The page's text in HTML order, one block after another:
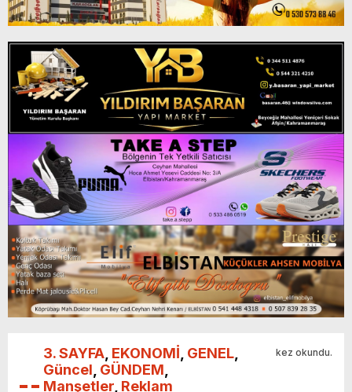
3. SAYFA EKONOMİ GENEL
Güncel GÜNDEM
Manşetler Reklam
kez okundu.